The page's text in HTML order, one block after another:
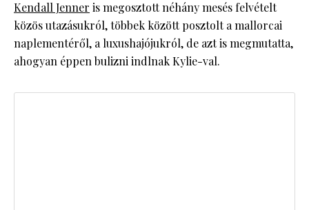
Kendall Jenner is megosztott néhány mesés felvételt
közös utazásukról, többek között posztolt a mallorcai
naplementéről, a luxushajójukról, de azt is megmutatta,
ahogyan éppen bulizni indlnak Kylie-val.